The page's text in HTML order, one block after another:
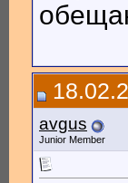
avgus
Junior Member